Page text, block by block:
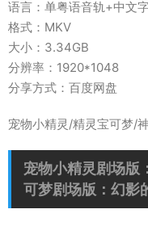
语言：单粤语音轨+中文
格式：MKV
大小：3.34GB
分辨率：1920*1048
分享方式：百度网盘
宠物小精灵/精灵宝可梦/
宠物小精灵剧场版
可梦剧场版：幻影